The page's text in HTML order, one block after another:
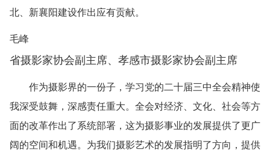
北、新襄阳建设作出应有贡献。
毛峰
省摄影家协会副主席、孝感市摄影家协会副主席
作为摄影界的一份子，学习党的二十届三中全会精神使
我深受鼓舞，深感责任重大。全会对经济、文化、社会等方
面的改革作出了系统部署，这为摄影事业的发展提供了更广
阔的空间和机遇。为我们摄影艺术的发展指明了方向，提供